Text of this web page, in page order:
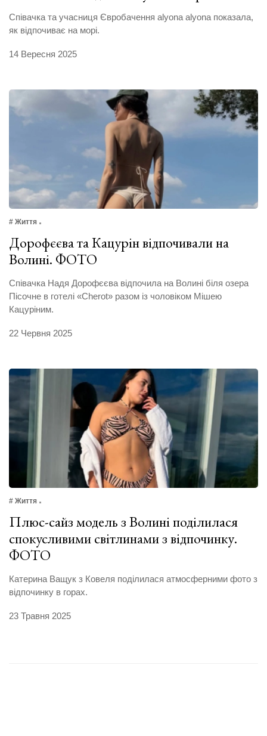
Співачка та учасниця Євробачення alyona alyona показала,
як відпочиває на морі.
14 Вересня 2025
# Життя
Дорофєєва та Кацурін відпочивали на
Волині. ФОТО
Співачка Надя Дорофєєва відпочила на Волині біля озера
Пісочне в готелі «Cherot» разом із чоловіком Мішею
Кацуріним.
22 Червня 2025
# Життя
Плюс-сайз модель з Волині поділилася
спокусливими світлинами з відпочинку.
ФОТО
Катерина Ващук з Ковеля поділилася атмосферними фото з
відпочинку в горах.
23 Травня 2025